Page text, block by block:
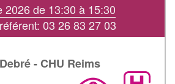
2026 de 13:30 à 15:30
03 26 83 27 03
- CHU Reims